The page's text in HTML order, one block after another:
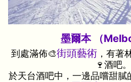
墨爾本 （
到處滿佈🎨街頭藝術 ，有著
🍷酒吧。
於天台酒吧中，一邊品嚐甜膩